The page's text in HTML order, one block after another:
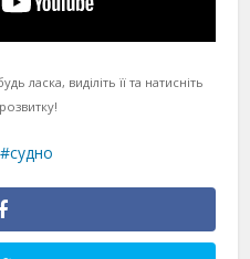
ласка, виділіть її та натисніть
судно